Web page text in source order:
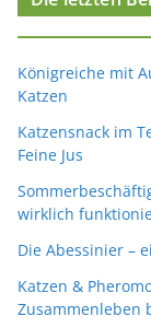
Königreiche mit
Katzen
Katzensnack im
Feine Jus
wirklich
Die Abessinier –
Katzen &
Zusammenleben